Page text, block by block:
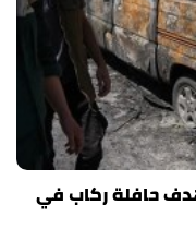
حافلة ركاب في